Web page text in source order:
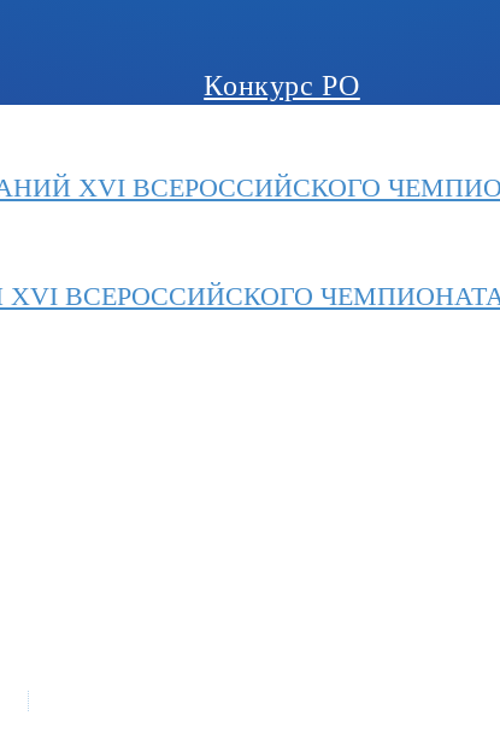
Конкурс РО
ВСЕРОССИЙСКОГО